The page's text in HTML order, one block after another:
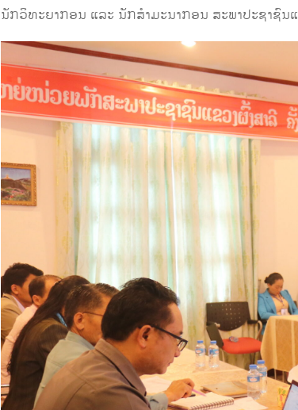
ນັກວິທະຍາກອນ ແລະ ນັກສຳມະນາກອນ ສະພາປະຊາຊົນ